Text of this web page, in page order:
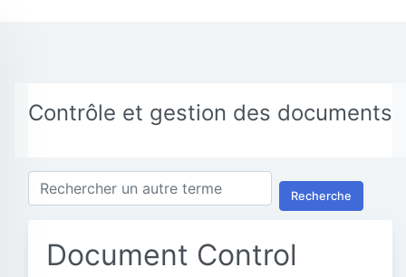
Contrôle et gestion des documents
Recherche
Document Control